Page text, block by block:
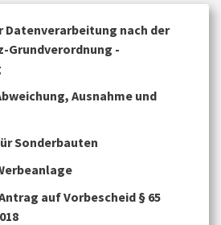
Datenverarbeitung nach der
Grundverordnung -
Ausnahme und
Sonderbauten
auf Vorbescheid § 65